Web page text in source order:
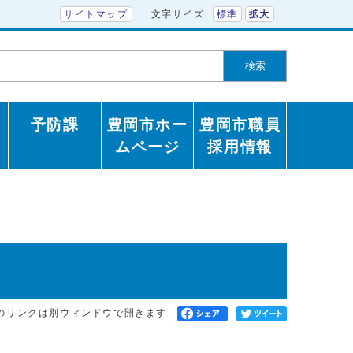
サイトマップ 文字サイズ 標準 拡大
検索
予防課
豊岡市ホー
ムページ
豊岡市職員
採用情報
リンクは別ウィンドウで開きます